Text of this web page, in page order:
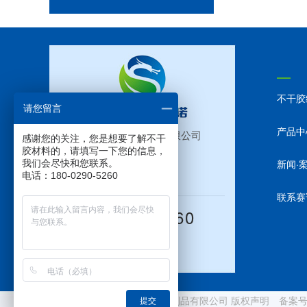
东莞市赛诺胶粘制品有限公司
18002905260
不干
产品
新闻·
联系
Copyright © 东莞市赛诺胶粘制品有限公司 版权声明 备案
请您留言
感谢您的关注，您是想要了解不干
胶材料的，请填写一下您的信息，
我们会尽快和您联系。
电话：180-0290-5260
提交